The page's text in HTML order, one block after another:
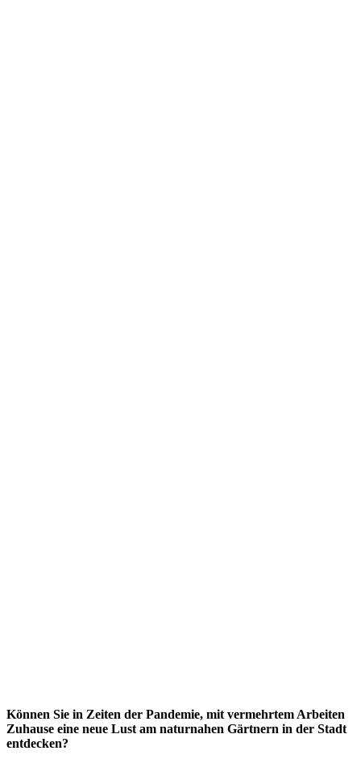
Können Sie in Zeiten der Pandemie, mit vermehrtem Arbeiten
Zuhause eine neue Lust am naturnahen Gärtnern in der Stadt
entdecken?